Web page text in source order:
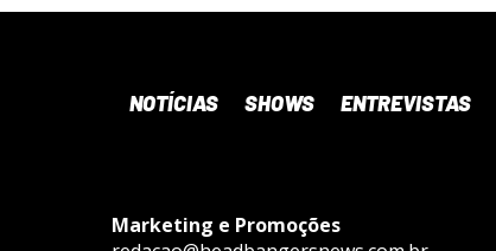
NOTÍCIAS SHOWS ENTREVISTAS
Marketing e Promoções